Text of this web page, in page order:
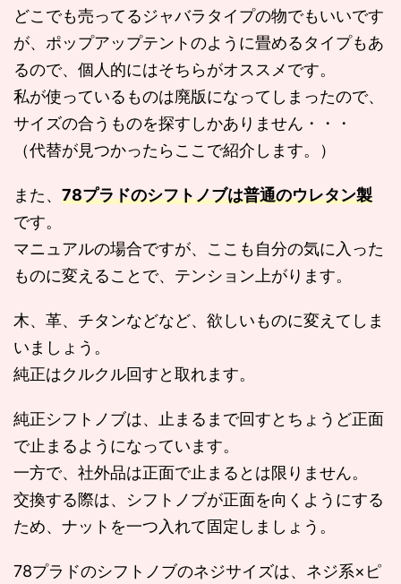
どこでも売ってるジャバラタイプの物でもいいです
が、ポップアップテントのように畳めるタイプもあ
るので、個人的にはそちらがオススメです。
私が使っているものは廃版になってしまったので、
サイズの合うものを探すしかありません・・・
（代替が見つかったらここで紹介します。）
また、 78プラドのシフトノブは普通のウレタン製
です。
マニュアルの場合ですが、ここも自分の気に入った
ものに変えることで、テンション上がります。
木、革、チタンなどなど、欲しいものに変えてしま
いましょう。
純正はクルクル回すと取れます。
純正シフトノブは、止まるまで回すとちょうど正面
で止まるようになっています。
一方で、社外品は正面で止まるとは限りません。
交換する際は、シフトノブが正面を向くようにする
ため、ナットを一つ入れて固定しましょう。
78プラドのシフトノブのネジサイズは、ネジ系×ピ